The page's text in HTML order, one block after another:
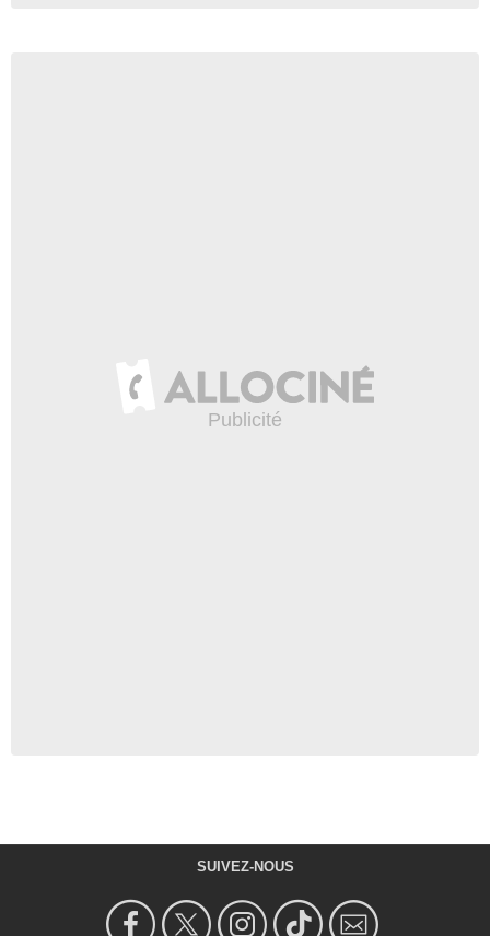
SUIVEZ-NOUS